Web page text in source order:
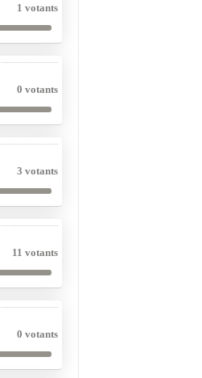
1 votants
0 votants
3 votants
11 votants
0 votants